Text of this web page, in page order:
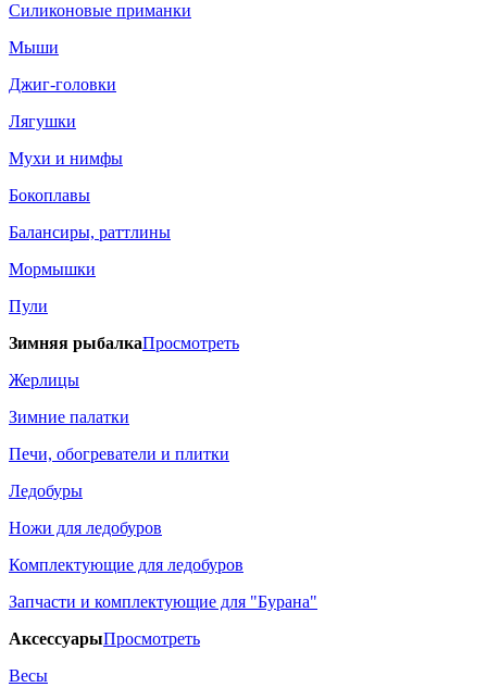
Силиконовые приманки
Мыши
Джиг-головки
Лягушки
Мухи и нимфы
Бокоплавы
Балансиры, раттлины
Мормышки
Пули
Зимняя рыбалкаПросмотреть
Жерлицы
Зимние палатки
Печи, обогреватели и плитки
Ледобуры
Ножи для ледобуров
Комплектующие для ледобуров
Запчасти и комплектующие для "Бурана"
АксессуарыПросмотреть
Весы